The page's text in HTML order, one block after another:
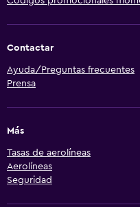
Contactar
Ayuda/Preguntas frecuentes
Prensa
Más
Tasas de aerolíneas
Aerolíneas
Seguridad